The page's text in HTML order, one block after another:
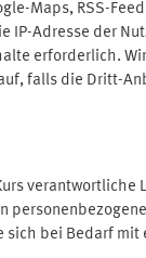
Maps, RSS-
Adresse der
erforderlich.
falls die Dritt-
verantwortliche
bei Bedarf